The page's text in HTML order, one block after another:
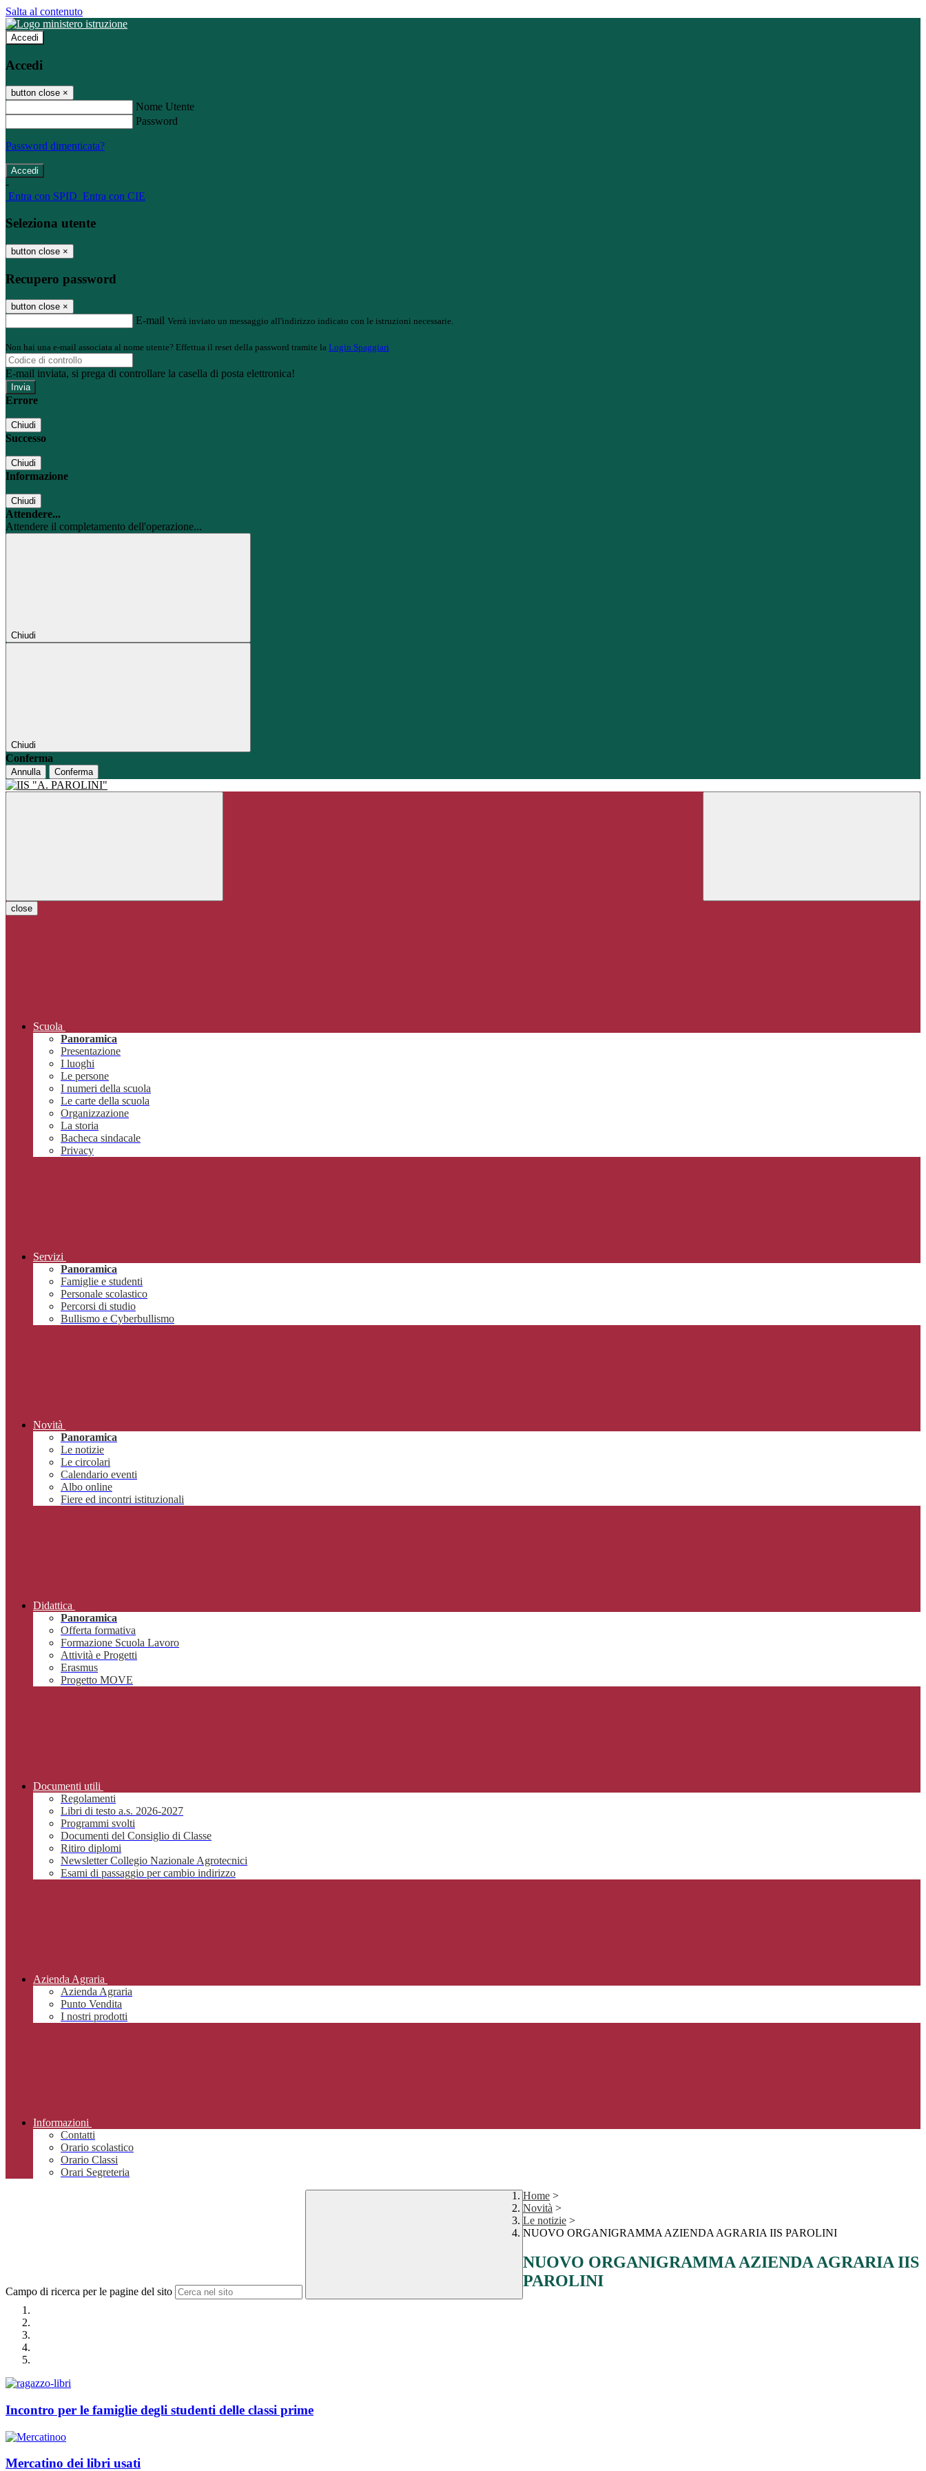
Salta al contenuto
Accedi
Accedi
button close ×
Nome Utente
Password
Password dimenticata?
-
Entra con SPID Entra con CIE
Seleziona utente
button close ×
Recupero password
button close ×
E-mail Verrà inviato un messaggio all'indirizzo indicato con le istruzioni necessarie.
Non hai una e-mail associata al nome utente? Effettua il reset della password tramite la Login Spaggiari
E-mail inviata, si prega di controllare la casella di posta elettronica!
Errore
Chiudi
Successo
Chiudi
Informazione
Chiudi
Attendere...
Attendere il completamento dell'operazione...
Chiudi
Chiudi
Conferma
Annulla Conferma
close
Scuola
Panoramica
Presentazione
I luoghi
Le persone
I numeri della scuola
Le carte della scuola
Organizzazione
La storia
Bacheca sindacale
Privacy
Servizi
Panoramica
Famiglie e studenti
Personale scolastico
Percorsi di studio
Bullismo e Cyberbullismo
Novità
Panoramica
Le notizie
Le circolari
Calendario eventi
Albo online
Fiere ed incontri istituzionali
Didattica
Panoramica
Offerta formativa
Formazione Scuola Lavoro
Attività e Progetti
Erasmus
Progetto MOVE
Documenti utili
Regolamenti
Libri di testo a.s. 2026-2027
Programmi svolti
Documenti del Consiglio di Classe
Ritiro diplomi
Newsletter Collegio Nazionale Agrotecnici
Esami di passaggio per cambio indirizzo
Azienda Agraria
Azienda Agraria
Punto Vendita
I nostri prodotti
Informazioni
Contatti
Orario scolastico
Orario Classi
Orari Segreteria
Campo di ricerca per le pagine del sito
Home >
Novità >
Le notizie >
NUOVO ORGANIGRAMMA AZIENDA AGRARIA IIS PAROLINI
NUOVO ORGANIGRAMMA AZIENDA AGRARIA IIS
PAROLINI
Incontro per le famiglie degli studenti delle classi prime
Mercatino dei libri usati